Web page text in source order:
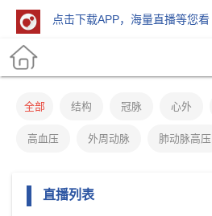
点击下载APP，海量直播等您看
全部 结构 冠脉 心外
高血压 外周动脉 肺动脉高压
直播列表